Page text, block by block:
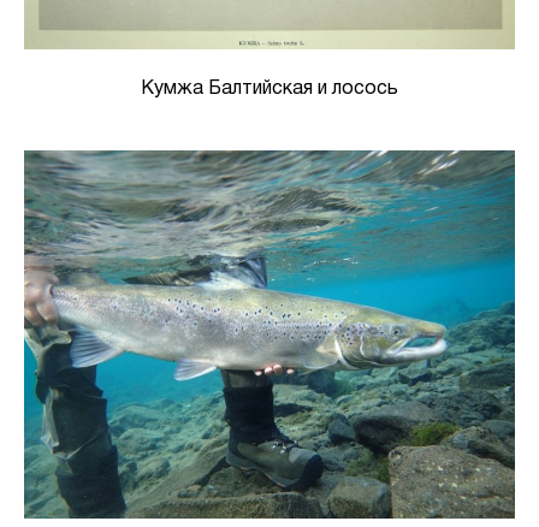
Кумжа Балтийская и лосось